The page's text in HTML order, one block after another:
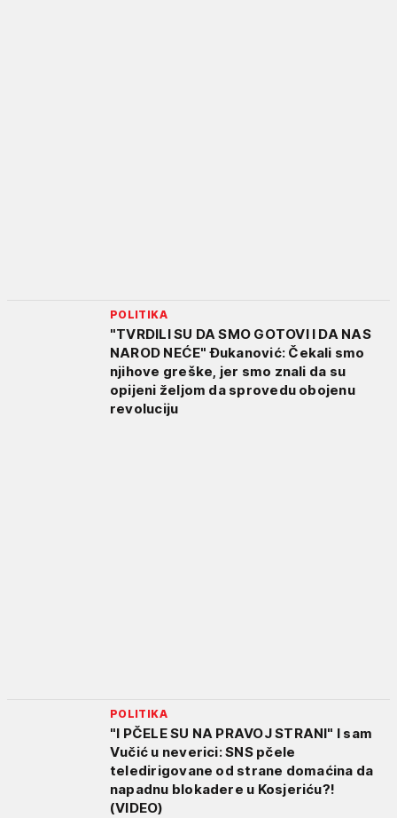
POLITIKA
"TVRDILI SU DA SMO GOTOVI I DA NAS
NAROD NEĆE" Đukanović: Čekali smo
njihove greške, jer smo znali da su
opijeni željom da sprovedu obojenu
revoluciju
POLITIKA
"I PČELE SU NA PRAVOJ STRANI" I sam
Vučić u neverici: SNS pčele
teledirigovane od strane domaćina da
napadnu blokadere u Kosjeriću?!
(VIDEO)